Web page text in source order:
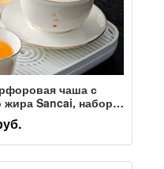
чаша с
жира Sancai, набор
специальная
работы,
для чаепития на